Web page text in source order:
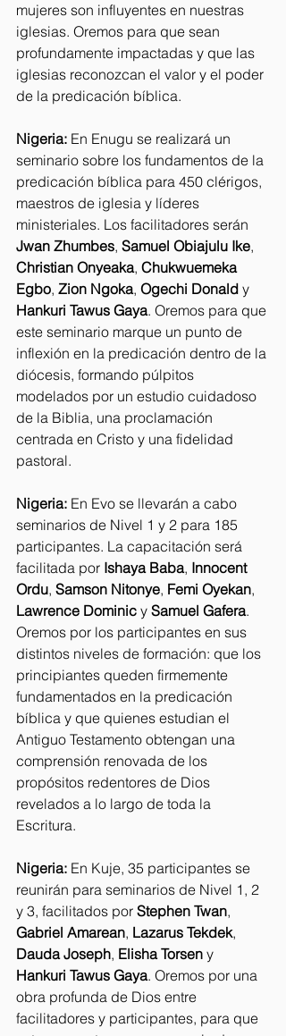
mujeres son influyentes en nuestras
iglesias. Oremos para que sean
profundamente impactadas y que las
iglesias reconozcan el valor y el poder
de la predicación bíblica.
Nigeria: En Enugu se realizará un
seminario sobre los fundamentos de la
predicación bíblica para 450 clérigos,
maestros de iglesia y líderes
ministeriales. Los facilitadores serán
Jwan Zhumbes, Samuel Obiajulu Ike,
Christian Onyeaka, Chukwuemeka
Egbo, Zion Ngoka, Ogechi Donald y
Hankuri Tawus Gaya. Oremos para que
este seminario marque un punto de
inflexión en la predicación dentro de la
diócesis, formando púlpitos
modelados por un estudio cuidadoso
de la Biblia, una proclamación
centrada en Cristo y una fidelidad
pastoral.
Nigeria: En Evo se llevarán a cabo
seminarios de Nivel 1 y 2 para 185
participantes. La capacitación será
facilitada por Ishaya Baba, Innocent
Ordu, Samson Nitonye, Femi Oyekan,
Lawrence Dominic y Samuel Gafera.
Oremos por los participantes en sus
distintos niveles de formación: que los
principiantes queden firmemente
fundamentados en la predicación
bíblica y que quienes estudian el
Antiguo Testamento obtengan una
comprensión renovada de los
propósitos redentores de Dios
revelados a lo largo de toda la
Escritura.
Nigeria: En Kuje, 35 participantes se
reunirán para seminarios de Nivel 1, 2
y 3, facilitados por Stephen Twan,
Gabriel Amarean, Lazarus Tekdek,
Dauda Joseph, Elisha Torsen y
Hankuri Tawus Gaya. Oremos por una
obra profunda de Dios entre
facilitadores y participantes, para que